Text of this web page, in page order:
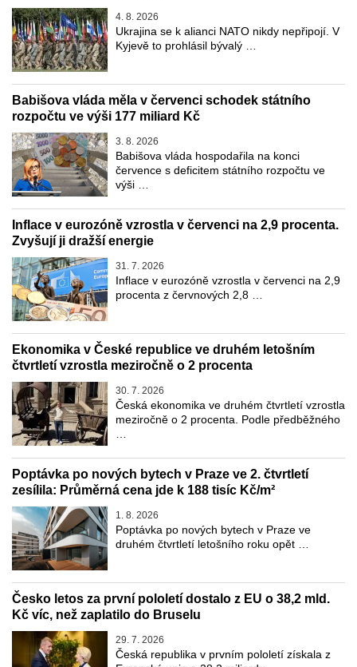
4. 8. 2026
Ukrajina se k alianci NATO nikdy nepřipojí. V
Kyjevě to prohlásil bývalý …
Babišova vláda měla v červenci schodek státního
rozpočtu ve výši 177 miliard Kč
3. 8. 2026
Babišova vláda hospodařila na konci
července s deficitem státního rozpočtu ve
výši …
Inflace v eurozóně vzrostla v červenci na 2,9 procenta.
Zvyšují ji dražší energie
31. 7. 2026
Inflace v eurozóně vzrostla v červenci na 2,9
procenta z červnových 2,8 …
Ekonomika v České republice ve druhém letošním
čtvrtletí vzrostla meziročně o 2 procenta
30. 7. 2026
Česká ekonomika ve druhém čtvrtletí vzrostla
meziročně o 2 procenta. Podle předběžného
Poptávka po nových bytech v Praze ve 2. čtvrtletí
zesílila: Průměrná cena jde k 188 tisíc Kč/m²
1. 8. 2026
Poptávka po nových bytech v Praze ve
druhém čtvrtletí letošního roku opět …
Česko letos za první pololetí dostalo z EU o 38,2 mld.
Kč víc, než zaplatilo do Bruselu
29. 7. 2026
Česká republika v prvním pololetí získala z